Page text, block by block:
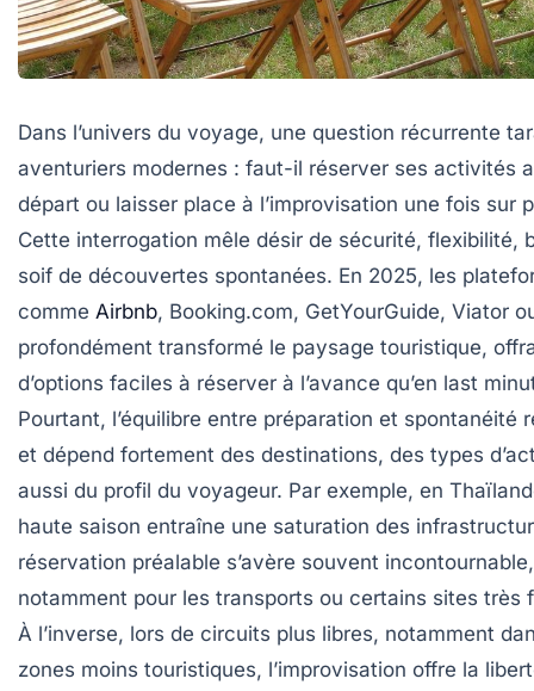
Dans l’univers du voyage, une question récurrente
aventuriers modernes : faut-il réserver ses activités
départ ou laisser place à l’improvisation une fois sur
Cette interrogation mêle désir de sécurité, flexibilité,
soif de découvertes spontanées. En 2025, les
comme Airbnb, Booking.com, GetYourGuide, Viator
profondément transformé le paysage touristique,
d’options faciles à réserver à l’avance qu’en last
Pourtant, l’équilibre entre préparation et spontanéité
et dépend fortement des destinations, des types
aussi du profil du voyageur. Par exemple, en
haute saison entraîne une saturation des
réservation préalable s’avère souvent incontournable,
notamment pour les transports ou certains sites très
À l’inverse, lors de circuits plus libres, notamment
zones moins touristiques, l’improvisation offre la